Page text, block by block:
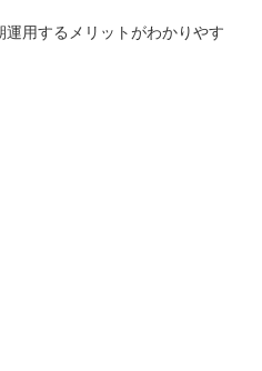
用するメリットがわかりやす